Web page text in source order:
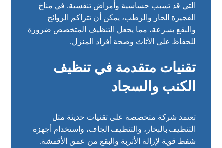
التي قد تسبب حساسية وأمراض تنفسية. في مناخ
الفجيرة الحار والرطب، يمكن أن تتراكم الروائح
والبقع بسرعة، مما يجعل التنظيف المتخصص ضرورة
للحفاظ على الأثاث وصحة أفراد المنزل.
تقنيات متقدمة في تنظيف
الكنب والسجاد
تعتمد شركة متخصصة على تقنيات حديثة مثل
التنظيف بالبخار، والتنظيف الجاف، واستخدام أجهزة
شفط قوية لإزالة الأتربة والبقع من عمق الأقمشة.